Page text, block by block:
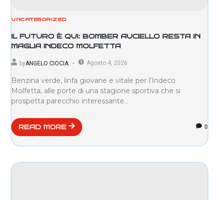
UNCATEGORIZED
IL FUTURO È QUI: BOMBER AUCIELLO RESTA IN
MAGLIA INDECO MOLFETTA
byANGELO CIOCIA Agosto 4, 2026
Benzina verde, linfa giovane e vitale per l’Indeco
Molfetta, alle porte di una stagione sportiva che si
prospetta parecchio interessante...
READ MORE 0